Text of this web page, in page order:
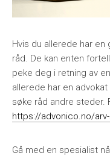
Hvis du allerede har
råd. De kan enten
peke deg i retning av
allerede har en
søke råd andre steder.
https://advonico.no/
Gå med en spesialist